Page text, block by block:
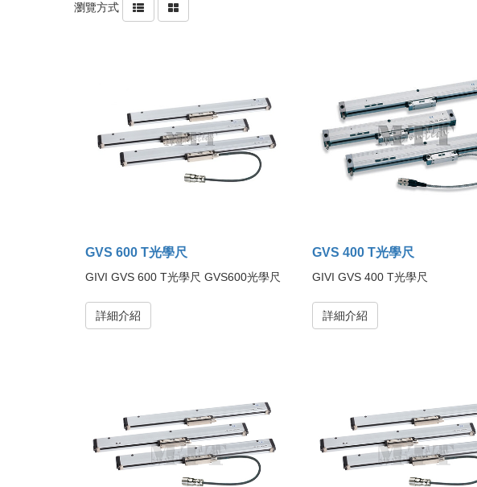
瀏覽方式
GVS 600 T光學尺
GIVI GVS 600 T光學尺 GVS600光學尺
詳細介紹
GVS 400 T光學尺
GIVI GVS 400 T光學尺
詳細介紹